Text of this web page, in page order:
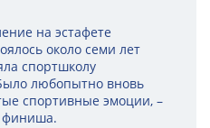
на эстафете
около семи лет
спортшколу
любопытно вновь
спортивные эмоции, –
финиша.